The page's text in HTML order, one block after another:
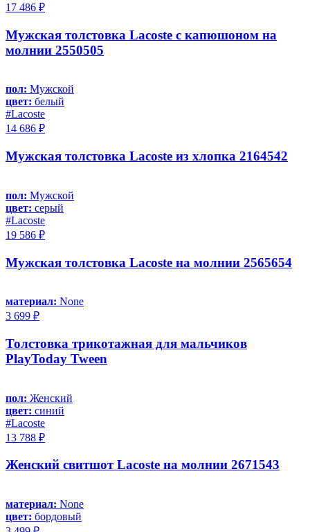
17 486 ₽
Мужская толстовка Lacoste с капюшоном на
молнии 2550505
пол: Мужской
цвет: белый
#Lacoste
14 686 ₽
Мужская толстовка Lacoste из хлопка 2164542
пол: Мужской
цвет: серый
#Lacoste
19 586 ₽
Мужская толстовка Lacoste на молнии 2565654
материал: None
3 699 ₽
Толстовка трикотажная для мальчиков
PlayToday Tween
пол: Женский
цвет: синий
#Lacoste
13 788 ₽
Женский свитшот Lacoste на молнии 2671543
материал: None
цвет: бордовый